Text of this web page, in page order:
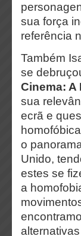
sua força
referência
Também
se
Cinema:
sua
ecrã e
o
Unido,
estes se
a